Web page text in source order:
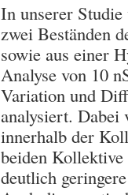
In unserer
zwei Beständen
sowie aus einer
Analyse von 10
Variation und
analysiert.
innerhalb der
beiden
deutlich